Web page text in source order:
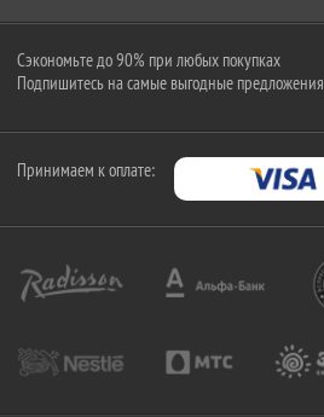
Сэкономьте до 90% при любых покупках
Подпишитесь на самые выгодные предложения
Принимаем к оплате: